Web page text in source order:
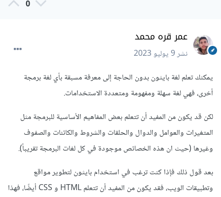
0
عمر قره محمد
نشر9 يوليو 2023
يمكنك تعلم لغة بايثون بدون الحاجة إلى معرفة مسبقة بأي لغة برمجة
أخرى، فهي لغة سهلة ومفهومة ومتعددة الاستخدامات.
لكن قد يكون من المفيد أن تتعلم بعض المفاهيم الأساسية للبرمجة مثل
المتغيرات والعوامل والدوال والحلقات والشروط والكائنات والصفوف
وغيرها (حيث ان هذه الخصائص موجودة في كل لغات البرمجة تقريباً).
بعد قول ذلك فإذا كنت ترغب في استخدام بايثون لتطوير مواقع
وتطبيقات الويب، فقد يكون من المفيد أن تتعلم HTML و CSS أيضًا، فهذا